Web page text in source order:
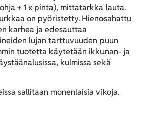
+ 1 x pinta), mittatarkka lauta.
on pyöristetty. Hienosahattu
karhea ja edesauttaa
lujan tarttuvuuden puun
tuotetta käytetään ikkunan- ja
kulmissa sekä
sallitaan monenlaisia vikoja.